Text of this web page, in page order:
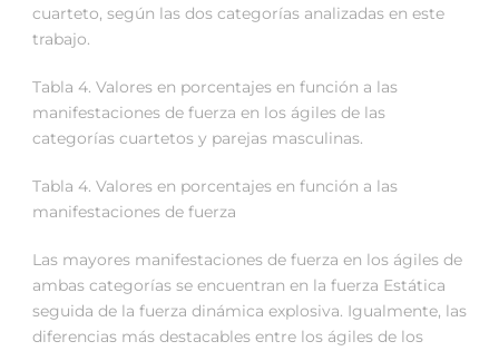
cuarteto, según las dos categorías analizadas en este
trabajo.
Tabla 4. Valores en porcentajes en función a las
manifestaciones de fuerza en los ágiles de las
categorías cuartetos y parejas masculinas.
Tabla 4. Valores en porcentajes en función a las
manifestaciones de fuerza
Las mayores manifestaciones de fuerza en los ágiles de
ambas categorías se encuentran en la fuerza Estática
seguida de la fuerza dinámica explosiva. Igualmente, las
diferencias más destacables entre los ágiles de los